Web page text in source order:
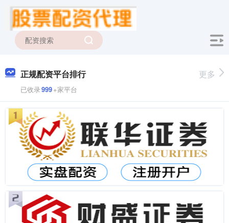
正规配资平台排行
已收录999+家平台
更多